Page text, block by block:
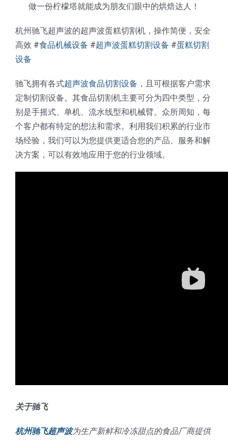
做一份柠檬塔就能成为朋友们眼中的烘焙达人！
杭州驰飞超声波的超声波蛋糕切割机，操作简便，安全
高效 #食品机械设备 #超声波蛋糕切割设备 #蛋糕切割
设备
驰飞拥有各式超声波食品切割设备 ，且可根据客户需求
定制切割设备。其食品切割机主要可分为四中类型，分
别是手摇式、单机、流水线型和机械臂。众所周知，每
个客户都有特定的想法和需求。利用我们积累的行业市
场经验，我们可以为您提供更适合您的产品、服务和解
决方案，可以有效地应用于您的行业领域。
关于驰飞
杭州驰飞超声波为生产新鲜和冷冻甜点的食品厂商提供